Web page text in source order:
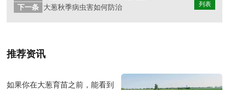
列表
下一条
大葱秋季病虫害如何防治
推荐资讯
如果你在大葱育苗之前，能看到